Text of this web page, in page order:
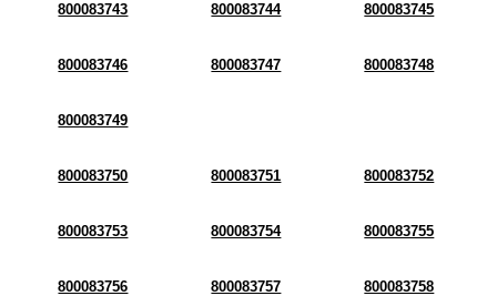
800083743 800083744 800083745
800083746 800083747 800083748
800083749
800083750 800083751 800083752
800083753 800083754 800083755
800083756 800083757 800083758